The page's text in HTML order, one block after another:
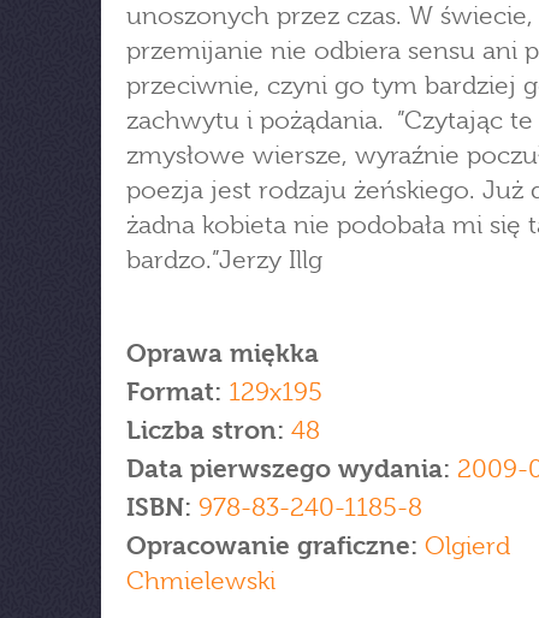
unoszonych przez czas. W
przemijanie nie odbiera sensu ani
przeciwnie, czyni go tym bardziej
zachwytu i pożądania. ”Czytając
zmysłowe wiersze, wyraźnie
poezja jest rodzaju żeńskiego. Już
żadna kobieta nie podobała mi się
bardzo.”Jerzy Illg
Oprawa miękka
Format: 129x195
Liczba stron: 48
Data pierwszego wydania: 2009-
ISBN: 978-83-240-1185-8
Opracowanie graficzne: Olgierd
Chmielewski